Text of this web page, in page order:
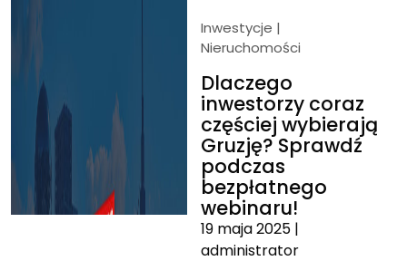
Inwestycje |
Nieruchomości
Dlaczego
inwestorzy coraz
częściej wybierają
Gruzję? Sprawdź
podczas
bezpłatnego
webinaru!
19 maja 2025|
administrator